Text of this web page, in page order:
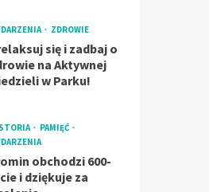
ZDROWIE
się i zadbaj o
na Aktywnej
w Parku!
PAMIĘĆ
obchodzi 600-
i dziękuje za